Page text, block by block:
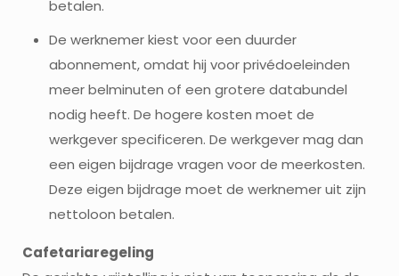
betalen.
De werknemer kiest voor een duurder
abonnement, omdat hij voor privédoeleinden
meer belminuten of een grotere databundel
nodig heeft. De hogere kosten moet de
werkgever specificeren. De werkgever mag dan
een eigen bijdrage vragen voor de meerkosten.
Deze eigen bijdrage moet de werknemer uit zijn
nettoloon betalen.
Cafetariaregeling